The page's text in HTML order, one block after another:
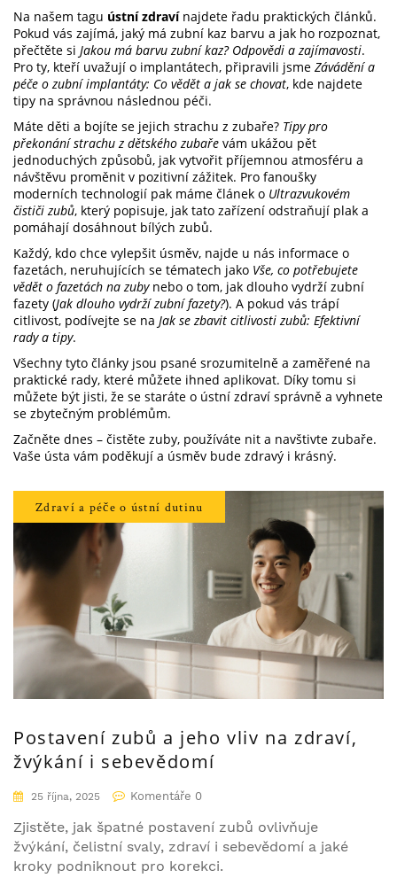
Na našem tagu ústní zdravínajdete řadu praktických článků.
Pokud vás zajímá, jaký má zubní kaz barvu a jak ho rozpoznat,
přečtěte si Jakou má barvu zubní kaz? Odpovědi a zajímavosti.
Pro ty, kteří uvažují o implantátech, připravili jsme Závádění a
péče o zubní implantáty: Co vědět a jak se chovat, kde najdete
tipy na správnou následnou péči.
Máte děti a bojíte se jejich strachu z zubaře? Tipy pro
překonání strachu z dětského zubaře vám ukážou pět
jednoduchých způsobů, jak vytvořit příjemnou atmosféru a
návštěvu proměnit v pozitivní zážitek. Pro fanoušky
moderních technologií pak máme článek o Ultrazvukovém
čističi zubů, který popisuje, jak tato zařízení odstraňují plak a
pomáhají dosáhnout bílých zubů.
Každý, kdo chce vylepšit úsměv, najde u nás informace o
fazetách, neruhujících se tématech jako Vše, co potřebujete
vědět o fazetách na zubynebo o tom, jak dlouho vydrží zubní
fazety (Jak dlouho vydrží zubní fazety?). A pokud vás trápí
citlivost, podívejte se na Jak se zbavit citlivosti zubů: Efektivní
rady a tipy.
Všechny tyto články jsou psané srozumitelně a zaměřené na
praktické rady, které můžete ihned aplikovat. Díky tomu si
můžete být jisti, že se staráte o ústní zdraví správně a vyhnete
se zbytečným problémům.
Začněte dnes – čistěte zuby, používáte nit a navštivte zubaře.
Vaše ústa vám poděkují a úsměv bude zdravý i krásný.
Zdraví a péče o ústní dutinu
Postavení zubů a jeho vliv na zdraví,
žvýkání i sebevědomí
25 října, 2025 Komentáře 0
Zjistěte, jak špatné postavení zubů ovlivňuje
žvýkání, čelistní svaly, zdraví i sebevědomí a jaké
kroky podniknout pro korekci.